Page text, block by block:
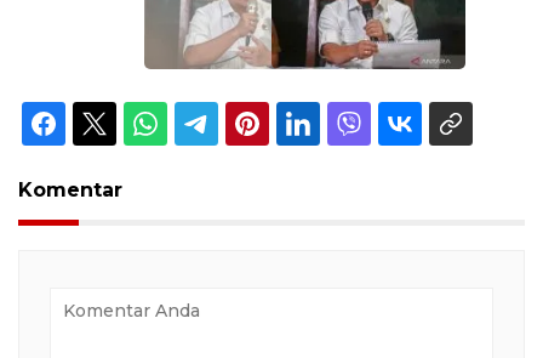
Komentar